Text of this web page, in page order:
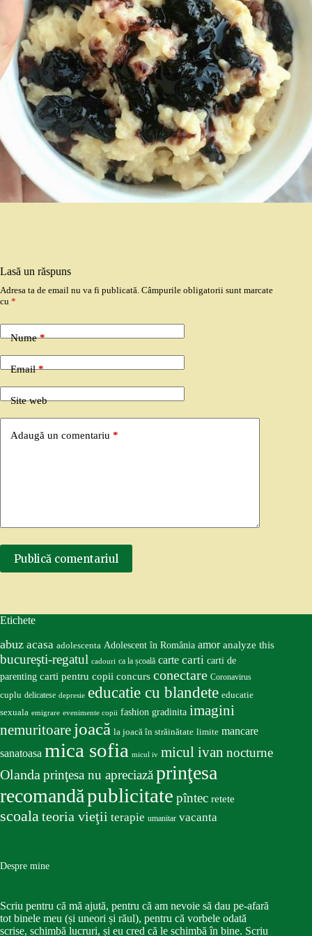
Lasă un răspuns
Adresa ta de email nu va fi publicată. Câmpurile obligatorii sunt marcate
cu *
Nume*
Email*
Site web
Adaugă un comentariu *
Publică comentariul
Etichete
abuz acasa adolescenta Adolescent în România amor analyze this
bucureşti-regatul cadouri ca la școală carte carti carti de
parenting carti pentru copii concurs conectare Coronavirus
cuplu delicatese depresie educatie cu blandete educatie
sexuala emigrare evenimente copii fashion gradinita imagini
nemuritoare joacă la joacă în străinătate limite mancare
sanatoasa mica sofia micul iv micul ivan nocturne
Olandaprinţesa nu apreciazăprinţesa
recomandăpublicitate pîntec retete
scoalateoria vieţii terapie umanitar vacanta
Despre mine
Scriu pentru că mă ajută, pentru că am nevoie să dau pe-afară
tot binele meu (și uneori și răul), pentru că vorbele odată
scrise, schimbă lucruri, și eu cred că le schimbă în bine. Scriu